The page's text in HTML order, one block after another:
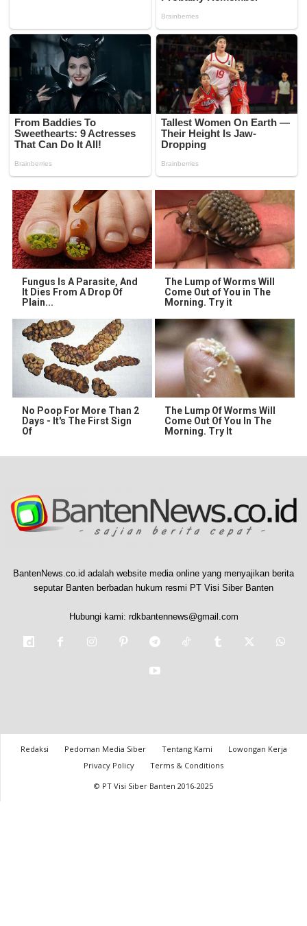
Fungus Is A Parasite, And
It Dies From A Drop Of
Plain...
The Lump of Worms Will
Come Out of You in The
Morning. Try it
No Poop For More Than 2
Days - It's The First Sign
Of
The Lump Of Worms Will
Come Out Of You In The
Morning. Try It
BantenNews.co.id adalah website media online yang menyajikan berita
seputar Banten berbadan hukum resmi PT Visi Siber Banten
Hubungi kami: rdkbantennews@gmail.com
Redaksi Pedoman Media Siber Tentang Kami
Lowongan Kerja
Privacy Policy
Terms & Conditions
© PT Visi Siber Banten 2016-2025